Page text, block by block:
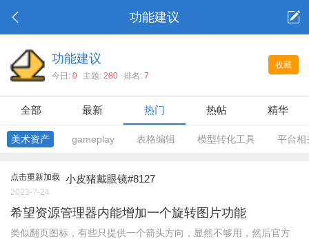
功能建议
收藏
功能建议
今日: 0 主题: 280 排名: 7
全部 最新 热门 热帖 精华
美术资产 gameplay 表格编辑 模型转化工具 平台相
点击重新加载 小皮猪戴眼镜#8127
2023-7-24
希望资源管理器内能增加一个旋转图片功能
类似翻页图标，有些只提供一个箭头方向，显然不够用，然后官方